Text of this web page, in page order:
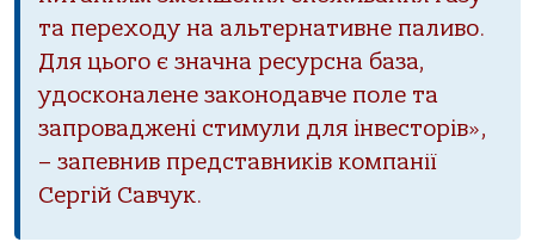
та переходу на альтернативне паливо.
Для цього є значна ресурсна база,
удосконалене законодавче поле та
запроваджені стимули для інвесторів»,
– запевнив представників компанії
Сергій Савчук.